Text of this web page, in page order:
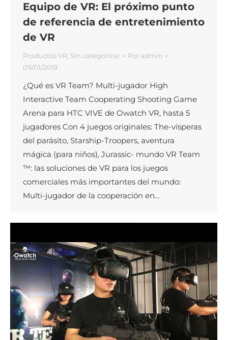
Equipo de VR: El próximo punto
de referencia de entretenimiento
de VR
Productos VR Sin categorizar Por admin
09/01/2019
¿Qué es VR Team? Multi-jugador High
Interactive Team Cooperating Shooting Game
Arena para HTC VIVE de Owatch VR, hasta 5
jugadores Con 4 juegos originales: The-vísperas
del parásito, Starship-Troopers, aventura
mágica (para niños), Jurassic- mundo VR Team
™: las soluciones de VR para los juegos
comerciales más importantes del mundo:
Multi-jugador de la cooperación en…